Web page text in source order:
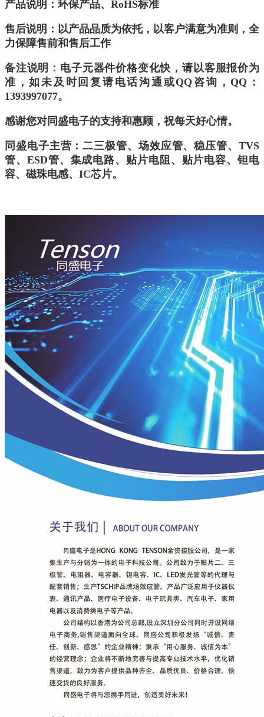
产品说明：环保产品、 RoHS标准
售后说明：以产品品质为依托，以客户满意为准则，全
力保障售前和售后工作
备注说明：电子元器件价格变化快，请以客服报价为
准，如未及时回复请电话沟通或QQ咨询，QQ：
1393997077。
感谢您对同盛电子的支持和惠顾，祝每天好心情。
同盛电子主营：二三极管、场效应管、稳压管、 TVS
管、 ESD管、集成电路、贴片电阻、贴片电容、钽电
容、磁珠电感、 IC芯片。